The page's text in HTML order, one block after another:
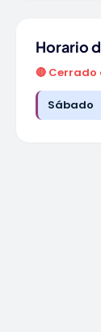
Horario
🔴 Cerrado
Sábado